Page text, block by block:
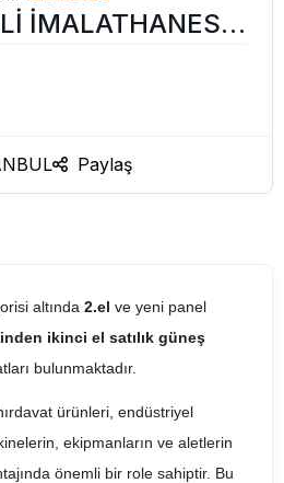
İMALATHANESİ
VE
Paylaş
altında 2.el ve yeni panel
ikinci el satılık güneş
bulunmaktadır.
ürünleri, endüstriyel
ekipmanların ve aletlerin
önemli bir role sahiptir. Bu